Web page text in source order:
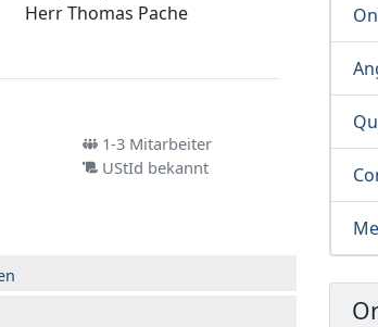
HerrThomas Pache
1-3 Mitarbeiter
UStId bekannt